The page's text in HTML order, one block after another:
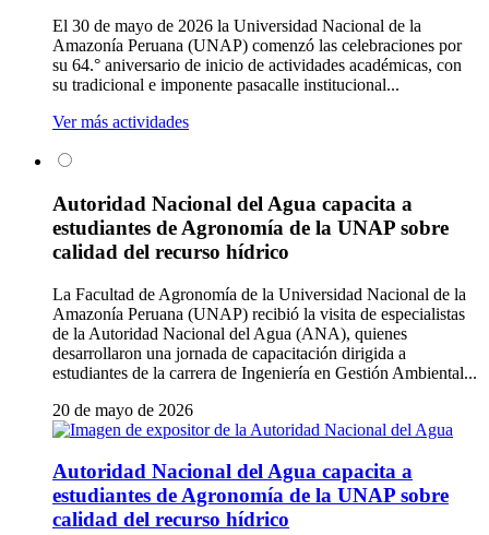
El 30 de mayo de 2026 la Universidad Nacional de la
Amazonía Peruana (UNAP) comenzó las celebraciones por
su 64.° aniversario de inicio de actividades académicas, con
su tradicional e imponente pasacalle institucional...
Ver más actividades
Autoridad Nacional del Agua capacita a
estudiantes de Agronomía de la UNAP sobre
calidad del recurso hídrico
La Facultad de Agronomía de la Universidad Nacional de la
Amazonía Peruana (UNAP) recibió la visita de especialistas
de la Autoridad Nacional del Agua (ANA), quienes
desarrollaron una jornada de capacitación dirigida a
estudiantes de la carrera de Ingeniería en Gestión Ambiental...
20 de mayo de 2026
Autoridad Nacional del Agua capacita a
estudiantes de Agronomía de la UNAP sobre
calidad del recurso hídrico